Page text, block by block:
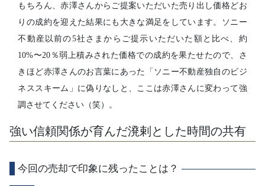
もちろん、赤澤さんからご提案いただいた売り出し価格どお
りの成約を迎えた結果にも大きな満足をしています。ソニー
不動産以前の5社さまからご提示いただいた額と比べ、約
10%〜20％弱上積みされた価格での成約を果たせたので、さ
きほど赤澤さんのお言葉にあった「ソニー不動産独自のビジ
ネススキーム」に偽りなしと、ここは赤澤さんに変わって強
調させてください（笑）。
強い信頼関係が育んだ溌剌とした時間の共有
今回の売却で印象に残ったことは？